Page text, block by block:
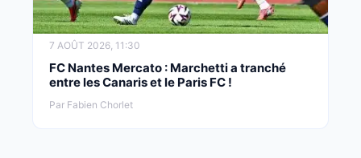
7 AOÛT 2026, 11:30
FC Nantes Mercato : Marchetti a tranché
entre les Canaris et le Paris FC !
Par Fabien Chorlet